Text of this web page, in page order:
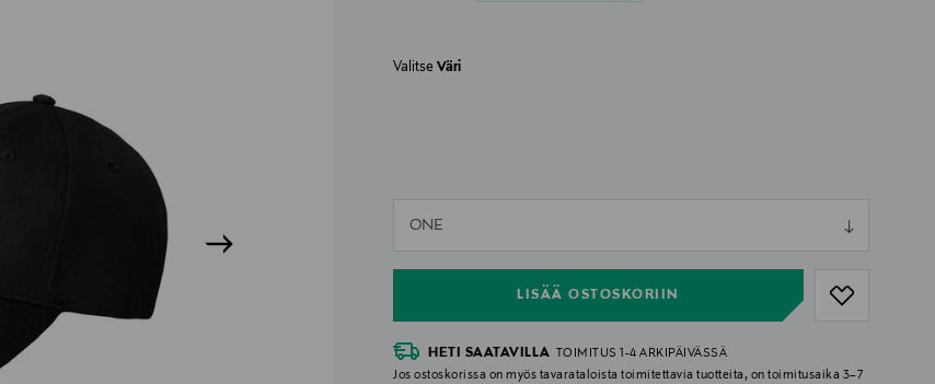
ValitseVäri
ONE
LISÄÄ OSTOSKORIIN
null
HETI SAATAVILLA
TOIMITUS 1-4 ARKIPÄIVÄSSÄ
Jos ostoskorissa on myös tavarataloista toimitettavia tuotteita, on toimitusaika 3–7